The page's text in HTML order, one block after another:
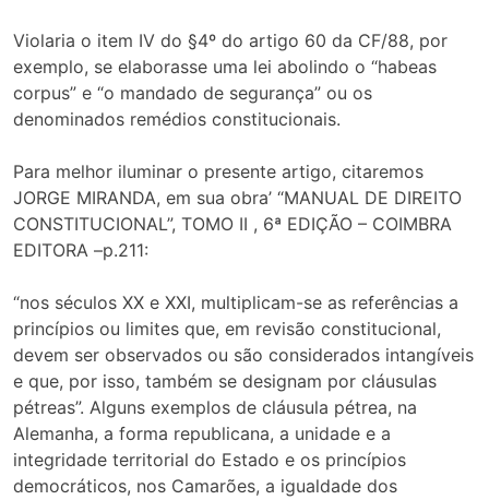
Violaria o item IV do §4º do artigo 60 da CF/88, por
exemplo, se elaborasse uma lei abolindo o “habeas
corpus” e “o mandado de segurança” ou os
denominados remédios constitucionais.
Para melhor iluminar o presente artigo, citaremos
JORGE MIRANDA, em sua obra’ “MANUAL DE DIREITO
CONSTITUCIONAL”, TOMO II , 6ª EDIÇÃO – COIMBRA
EDITORA –p.211:
“nos séculos XX e XXI, multiplicam-se as referências a
princípios ou limites que, em revisão constitucional,
devem ser observados ou são considerados intangíveis
e que, por isso, também se designam por cláusulas
pétreas”. Alguns exemplos de cláusula pétrea, na
Alemanha, a forma republicana, a unidade e a
integridade territorial do Estado e os princípios
democráticos, nos Camarões, a igualdade dos